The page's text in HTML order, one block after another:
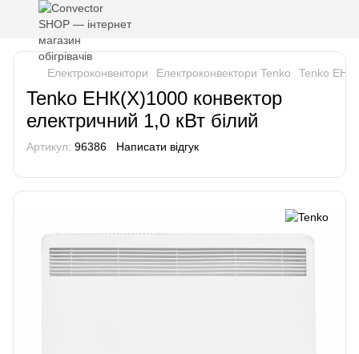
Електроконвектори Електроконвектори Tenko Tenko
Tenko ЕНК(Х)1000 конвектор
електричний 1,0 кВт білий
Артикул: 96386 Написати відгук